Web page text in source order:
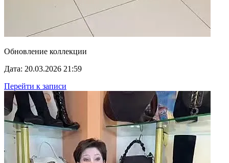
Обновление коллекции
Дата: 20.03.2026 21:59
Перейти к записи